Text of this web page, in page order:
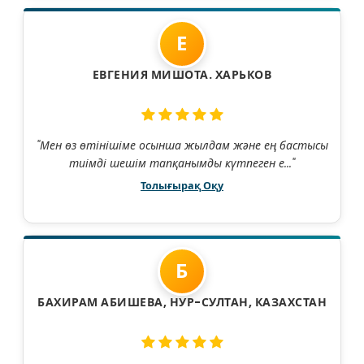
Е
ЕВГЕНИЯ МИШОТА. ХАРЬКОВ
"Мен өз өтінішіме осынша жылдам және ең бастысы
тиімді шешім тапқанымды күтпеген е..."
Толығырақ Оқу
Б
БАХИРАМ АБИШЕВА, НУР-СУЛТАН, КАЗАХСТАН